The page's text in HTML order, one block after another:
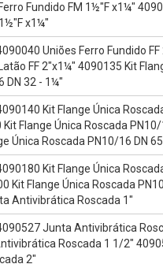
Fundido FM 1½"F x1¼"
x1¼"
Uniões Ferro Fundido
FF 2"x1¼" 4090135 Kit
DN 32 - 1¼"
Kit Flange Única
Flange Única Roscada PN10/
Única Roscada PN10/16 DN
Kit Flange Única
Kit Flange Única Roscada
Antivibrática Roscada 1"
Junta Antivibrática
Roscada 1 1/2"
2"